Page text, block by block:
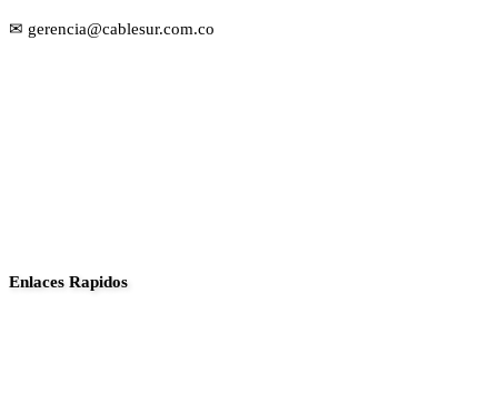
✉ gerencia@cablesur.com.co
Enlaces Rapidos